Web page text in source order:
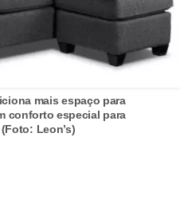
mais espaço para
conforto especial para
Leon’s)